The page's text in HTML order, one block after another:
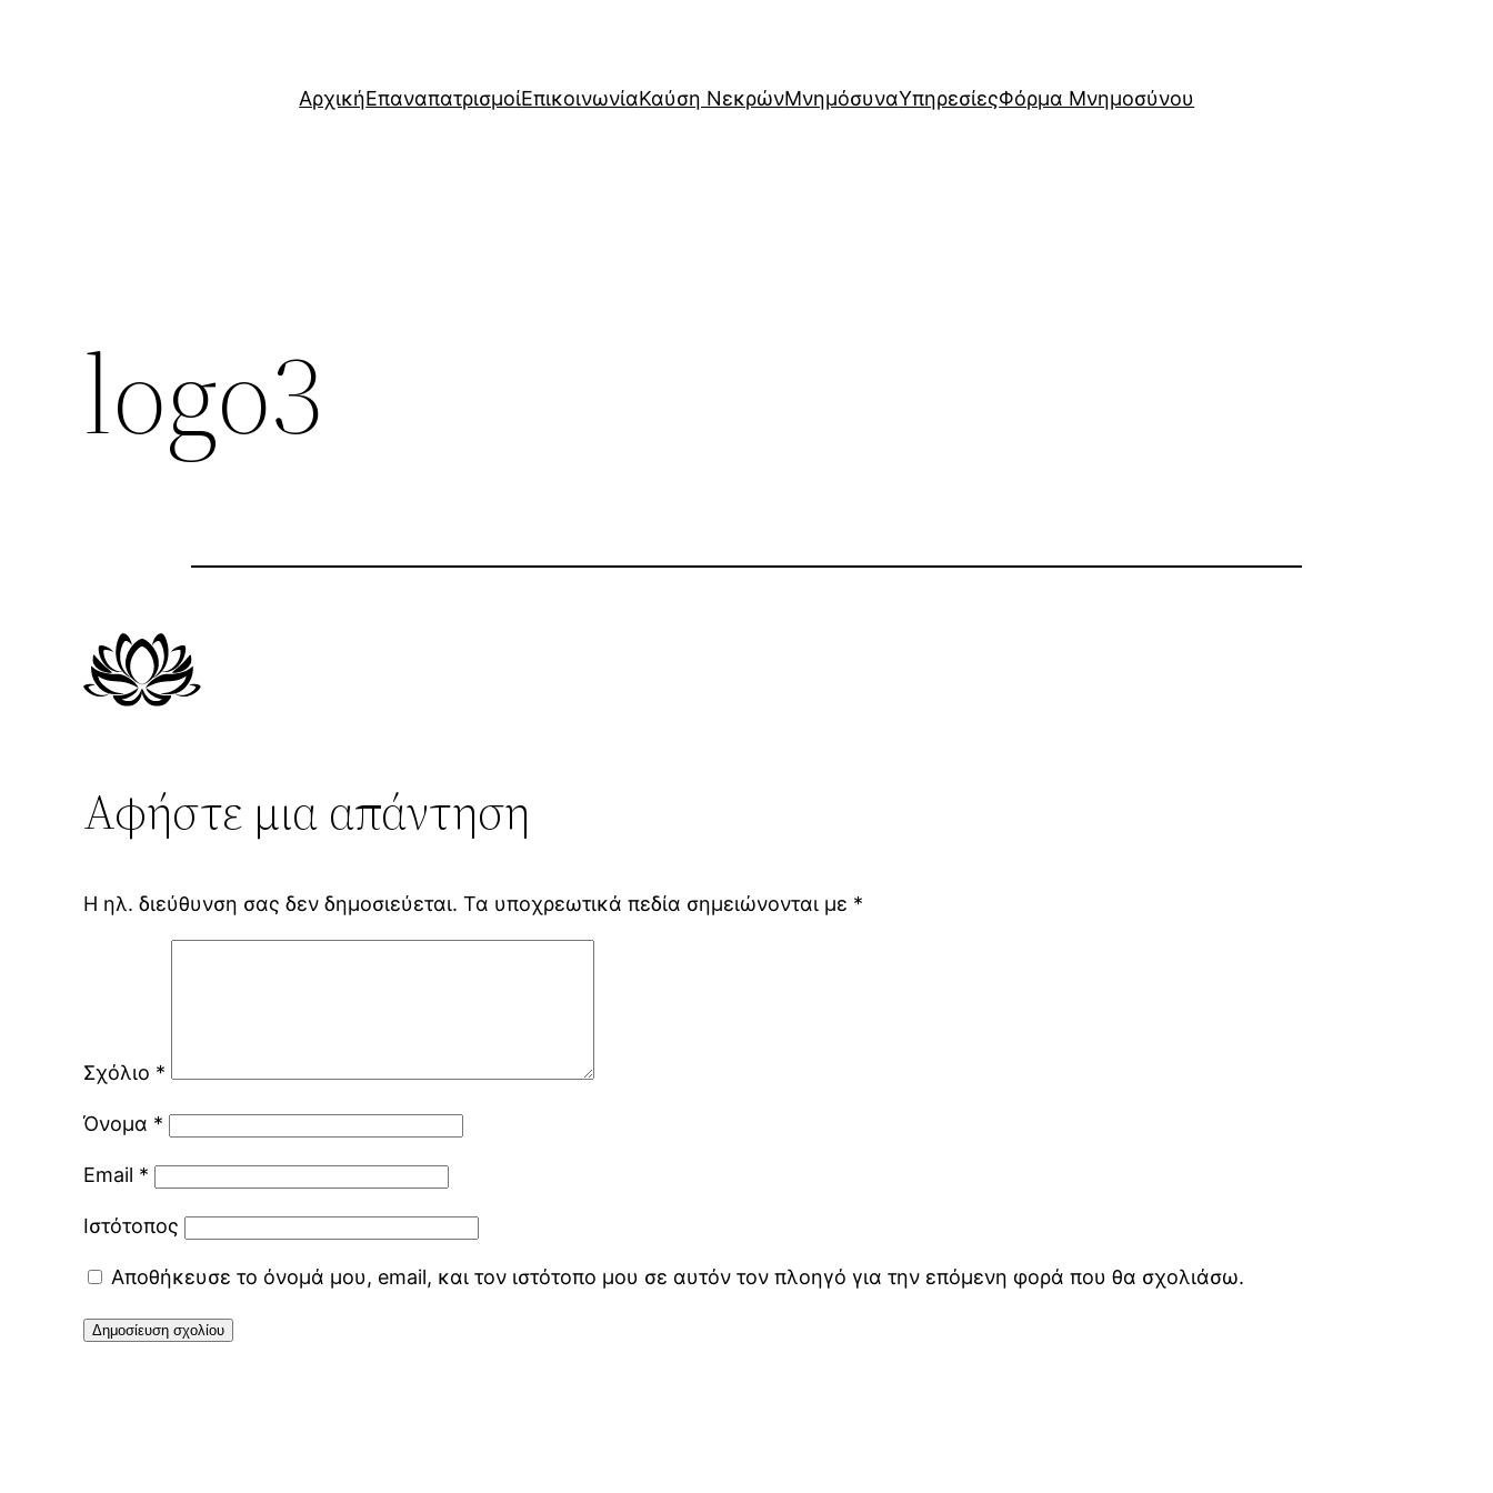
ΑρχικήΕπαναπατρισμοίΕπικοινωνίαΚαύση ΝεκρώνΜνημόσυναΥπηρεσίεςΦόρμα Μνημοσύνου
logo3
Αφήστε μια απάντηση
Η ηλ. διεύθυνση σας δεν δημοσιεύεται. Τα υποχρεωτικά πεδία σημειώνονται με *
Σχόλιο *
Όνομα *
Email *
Ιστότοπος
Αποθήκευσε το όνομά μου, email, και τον ιστότοπο μου σε αυτόν τον πλοηγό για την επόμενη φορά που θα σχολιάσω.